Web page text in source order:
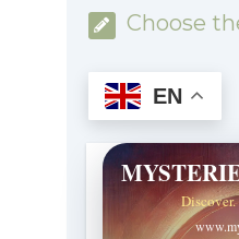
Choose
EN